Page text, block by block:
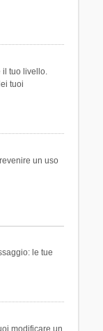
il tuo livello.
tuoi
un uso
le tue
modificare un